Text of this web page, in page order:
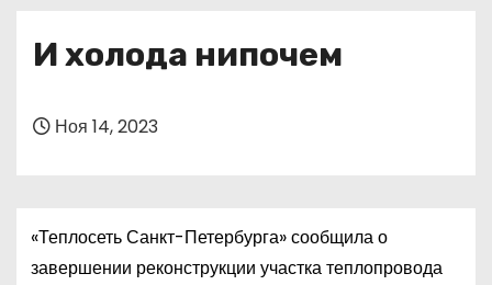
И холода нипочем
Ноя 14, 2023
«Теплосеть Санкт-Петербурга» сообщила о
завершении реконструкции участка теплопровода